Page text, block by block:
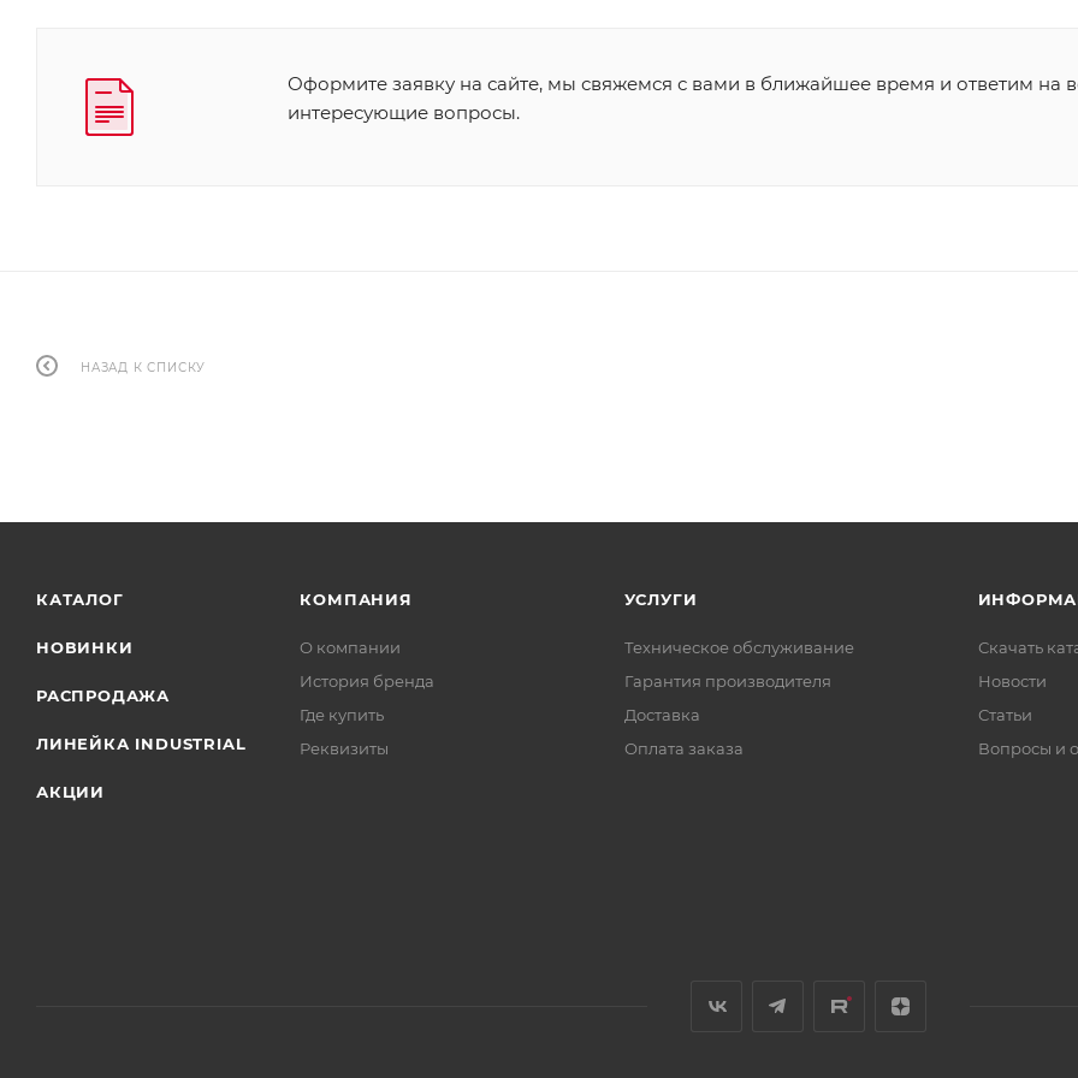
Оформите заявку на сайте, мы свяжемся с вами в ближайшее время и ответим на
интересующие вопросы.
НАЗАД К СПИСКУ
КАТАЛОГ
НОВИНКИ
РАСПРОДАЖА
ЛИНЕЙКА INDUSTRIAL
АКЦИИ
КОМПАНИЯ
О компании
История бренда
Где купить
Реквизиты
УСЛУГИ
Техническое обслуживание
Гарантия производителя
Доставка
Оплата заказа
Скачать
Новости
Статьи
Вопросы и